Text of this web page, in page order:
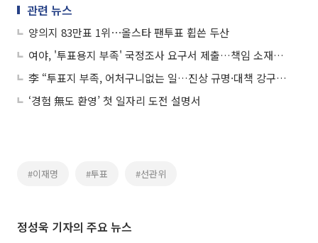
관련 뉴스
양의지 83만표 1위⋯올스타 팬투표 휩쓴 두산
여야, '투표용지 부족' 국정조사 요구서 제출…책임 소재는 충돌
李 “투표지 부족, 어처구니없는 일…진상 규명·대책 강구해야”
‘경험 無도 환영’ 첫 일자리 도전 설명서
#이재명 #투표 #선관위
정성욱 기자의 주요 뉴스